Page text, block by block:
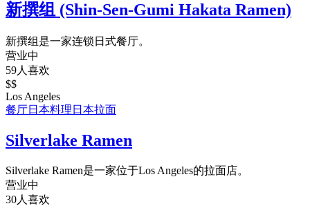
新撰组 (Shin-Sen-Gumi Hakata Ramen)
新撰组是一家连锁日式餐厅。
营业中
59人喜欢
$$
Los Angeles
餐厅日本料理 日本拉面
Silverlake Ramen
Silverlake Ramen是一家位于Los Angeles的拉面店。
营业中
30人喜欢